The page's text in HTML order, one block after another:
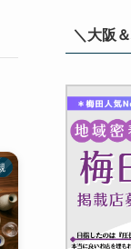
＼大阪